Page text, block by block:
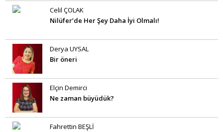
Celil ÇOLAK
Nilüfer’de Her Şey Daha İyi Olmalı!
Derya UYSAL
Bir öneri
Elçin Demirci
Ne zaman büyüdük?
Fahrettin BEŞLİ